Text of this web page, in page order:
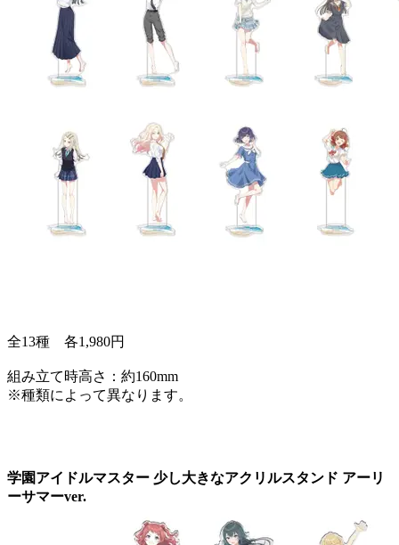
全13種 各1,980円
組み立て時高さ：約160mm
※種類によって異なります。
学園アイドルマスター 少し大きなアクリルスタンド アーリ
ーサマーver.